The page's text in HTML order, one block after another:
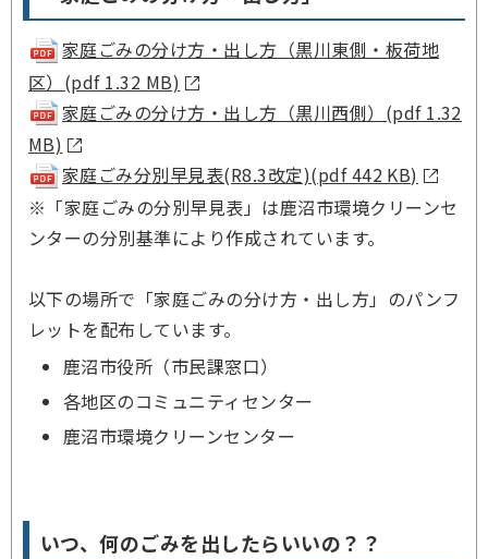
家庭ごみの分け方・出し方（黒川東側・板荷地
区）(pdf 1.32 MB)
家庭ごみの分け方・出し方（黒川西側）(pdf 1.32
MB)
家庭ごみ分別早見表(R8.3改定)(pdf 442 KB)
※「家庭ごみの分別早見表 」は鹿沼市環境クリーンセ
ンターの分別基準により作成されています。
以下の場所で「家庭ごみの分け方・出し方」のパンフ
レットを配布しています。
鹿沼市役所（市民課窓口）
各地区のコミュニティセンター
鹿沼市環境クリーンセンター
いつ、何のごみを出したらいいの？？